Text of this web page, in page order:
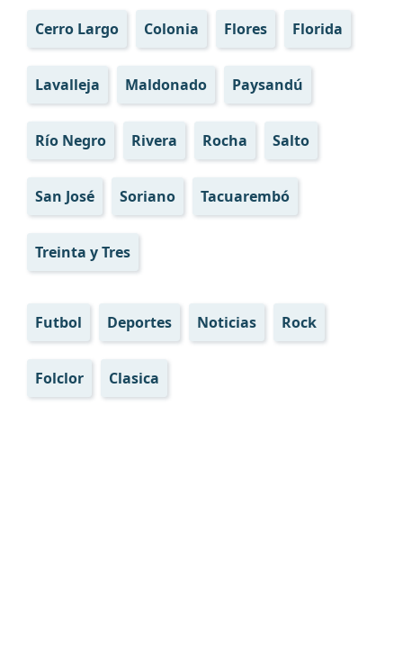
Cerro Largo Colonia Flores Florida
Lavalleja Maldonado Paysandú
Río Negro Rivera Rocha Salto
San José Soriano Tacuarembó
Treinta y Tres
Futbol Deportes Noticias Rock
Folclor Clasica